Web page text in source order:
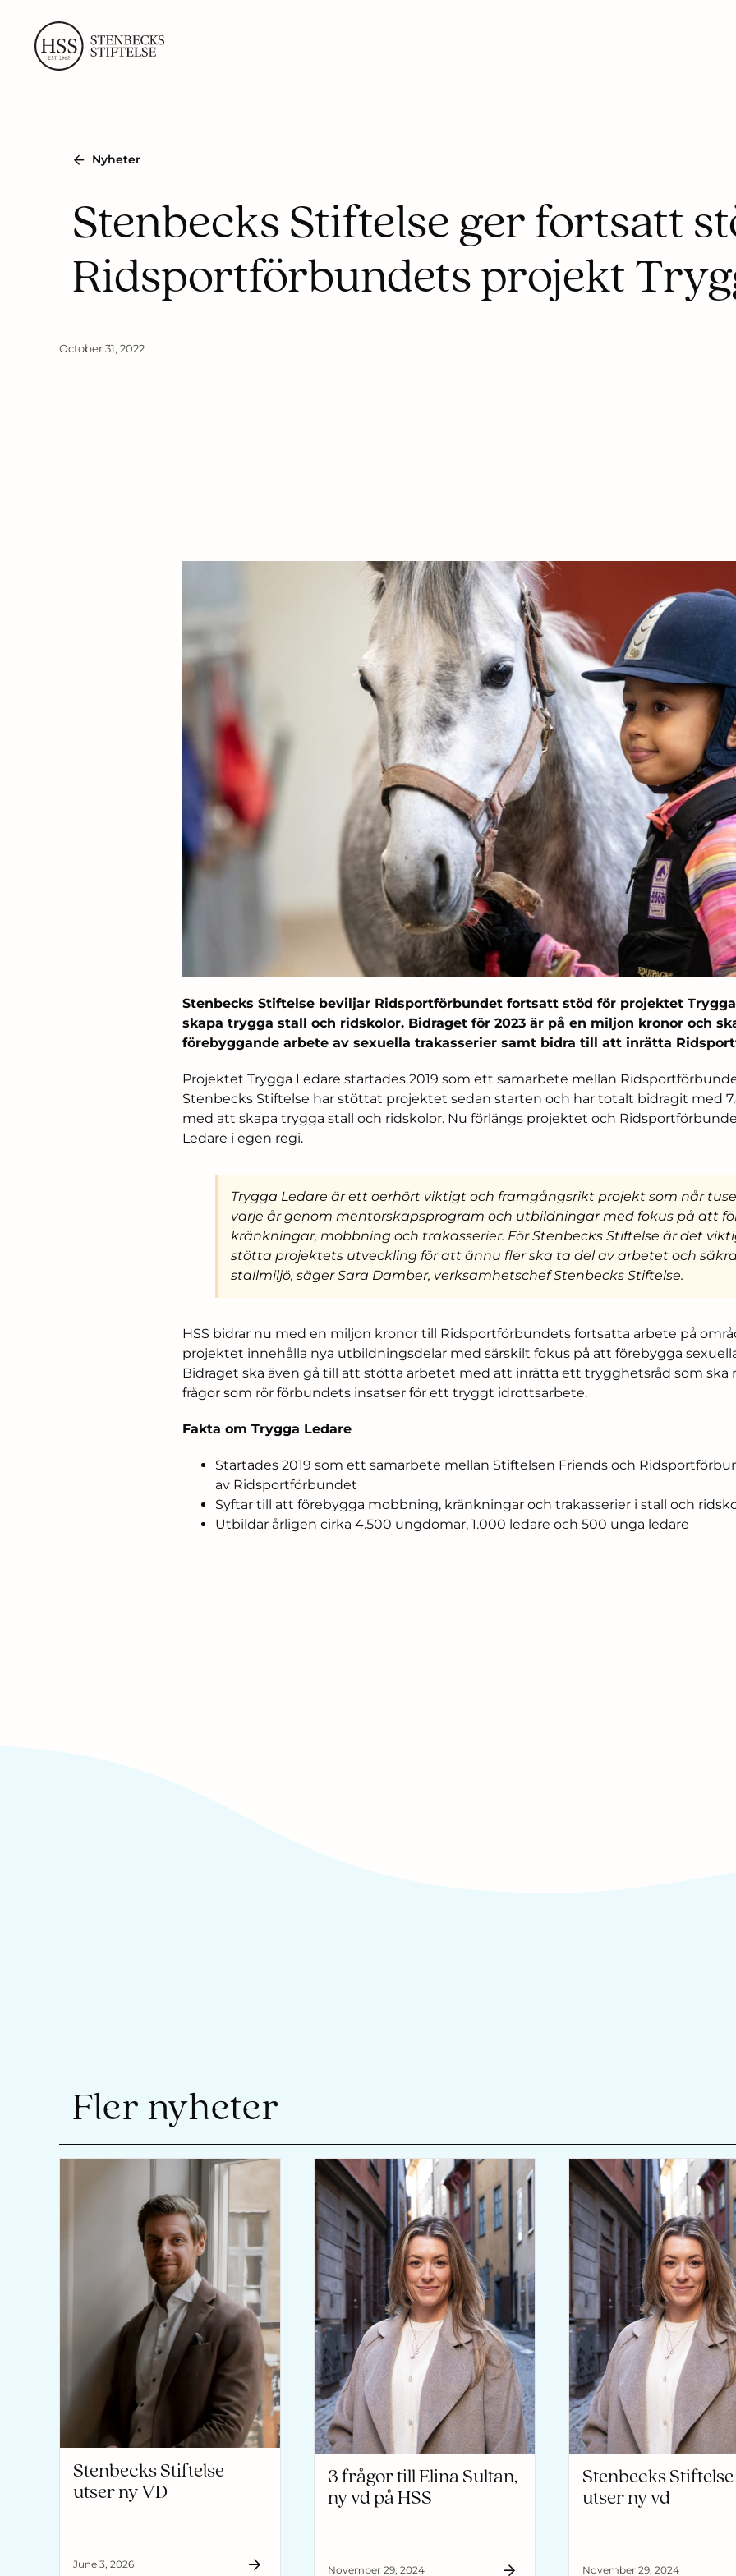
content
Nyheter
Stenbecks Stiftelse ger fortsatt
Ridsportförbundets projekt
October 31, 2022
Stenbecks Stiftelse beviljar Ridsportförbundet fortsatt stöd för projektet
skapa trygga stall och ridskolor. Bidraget för 2023 är på en miljon kronor och
förebyggande arbete av sexuella trakasserier samt bidra till att inrätta
Projektet Trygga Ledare startades 2019 som ett samarbete mellan
Stenbecks Stiftelse har stöttat projektet sedan starten och har totalt bidragit med
med att skapa trygga stall och ridskolor. Nu förlängs projektet och
Ledare i egen regi.
Trygga Ledare är ett oerhört viktigt och framgångsrikt projekt som når
varje år genom mentorskapsprogram och utbildningar med fokus på att
kränkningar, mobbning och trakasserier. För Stenbecks Stiftelse är det
stötta projektets utveckling för att ännu fler ska ta del av arbetet och
stallmiljö, säger Sara Damber, verksamhetschef Stenbecks Stiftelse.
HSS bidrar nu med en miljon kronor till Ridsportförbundets fortsatta arbete på
projektet innehålla nya utbildningsdelar med särskilt fokus på att förebygga
Bidraget ska även gå till att stötta arbetet med att inrätta ett trygghetsråd som ska
frågor som rör förbundets insatser för ett tryggt idrottsarbete.
Fakta om Trygga Ledare
Startades 2019 som ett samarbete mellan Stiftelsen Friends och
av Ridsportförbundet
Syftar till att förebygga mobbning, kränkningar och trakasserier i stall och
Utbildar årligen cirka 4.500 ungdomar, 1.000 ledare och 500 unga ledare
Fler nyheter
Stenbecks Stiftelse
utser ny VD
June 3, 2026
3 frågor till Elina Sultan,
ny vd på HSS
November 29, 2024
Stenbecks Stiftelse
utser ny vd
November 29, 2024